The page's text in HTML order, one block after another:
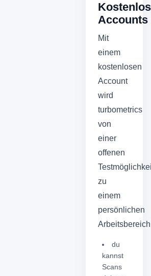
Accounts
Mit
einem
kostenlosen
Account
wird
turbometrics
von
einer
offenen
zu
einem
persönlichen
du
kannst
Scans